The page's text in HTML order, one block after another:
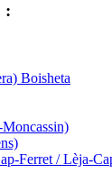
:
Boisheta
Ferret / Lèja-